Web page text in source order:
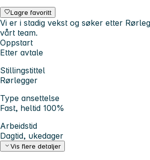
Lagre favoritt
Vi er i stadig vekst og søker etter
vårt team.
Oppstart
Etter avtale
Stillingstittel
Rørlegger
Type ansettelse
Fast, heltid 100%
Arbeidstid
Dagtid, ukedager
Vis flere detaljer